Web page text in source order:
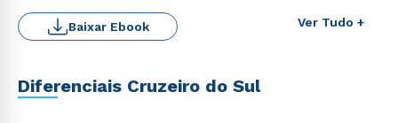
Ver Tudo +
Baixar Ebook
Diferenciais Cruzeiro do Sul
Rápido e fácil